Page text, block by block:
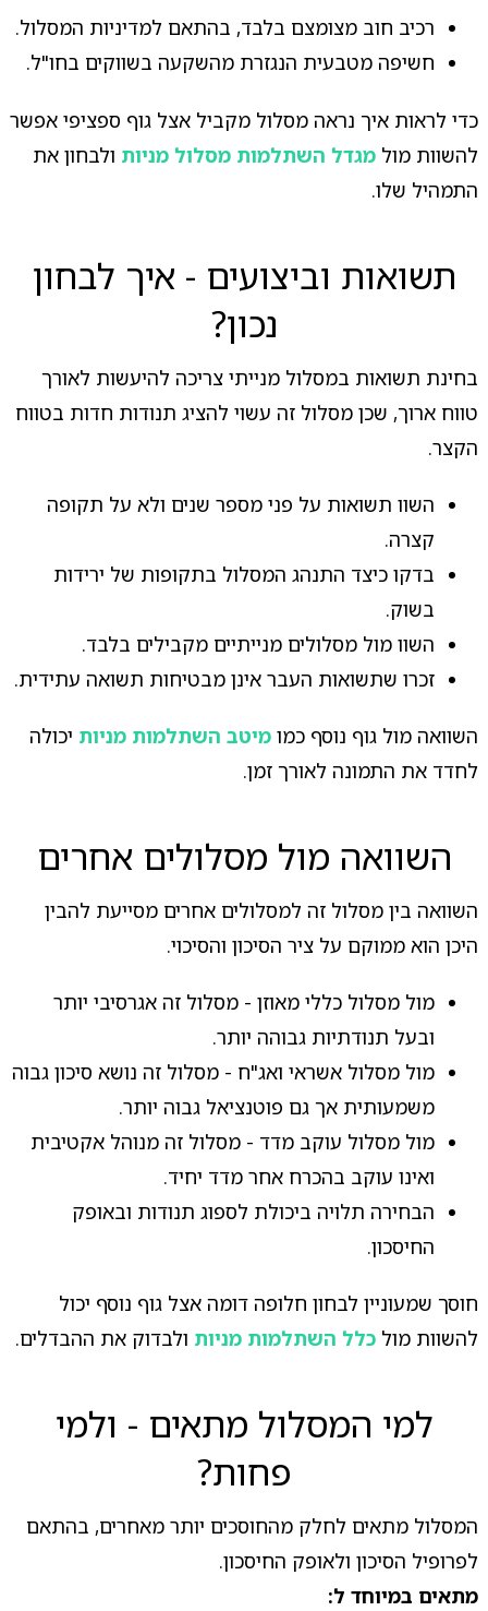
רכיב חוב מצומצם בלבד, בהתאם למדיניות המסלול.
חשיפה מטבעית הנגזרת מהשקעה בשווקים בחו"ל.
כדי לראות איך נראה מסלול מקביל אצל גוף ספציפי אפשר
להשוות מול מגדל השתלמות מסלול מניות ולבחון את
התמהיל שלו.
תשואות וביצועים - איך לבחון
נכון?
בחינת תשואות במסלול מנייתי צריכה להיעשות לאורך
טווח ארוך, שכן מסלול זה עשוי להציג תנודות חדות בטווח
הקצר.
השוו תשואות על פני מספר שנים ולא על תקופה
קצרה.
בדקו כיצד התנהג המסלול בתקופות של ירידות
בשוק.
השוו מול מסלולים מנייתיים מקבילים בלבד.
זכרו שתשואות העבר אינן מבטיחות תשואה עתידית.
השוואה מול גוף נוסף כמו מיטב השתלמות מניות יכולה
לחדד את התמונה לאורך זמן.
השוואה מול מסלולים אחרים
השוואה בין מסלול זה למסלולים אחרים מסייעת להבין
היכן הוא ממוקם על ציר הסיכון והסיכוי.
מול מסלול כללי מאוזן - מסלול זה אגרסיבי יותר
ובעל תנודתיות גבוהה יותר.
מול מסלול אשראי ואג"ח - מסלול זה נושא סיכון גבוה
משמעותית אך גם פוטנציאל גבוה יותר.
מול מסלול עוקב מדד - מסלול זה מנוהל אקטיבית
ואינו עוקב בהכרח אחר מדד יחיד.
הבחירה תלויה ביכולת לספוג תנודות ובאופק
החיסכון.
חוסך שמעוניין לבחון חלופה דומה אצל גוף נוסף יכול
להשוות מול כלל השתלמות מניות ולבדוק את ההבדלים.
למי המסלול מתאים - ולמי
פחות?
המסלול מתאים לחלק מהחוסכים יותר מאחרים, בהתאם
לפרופיל הסיכון ולאופק החיסכון.
מתאים במיוחד ל: